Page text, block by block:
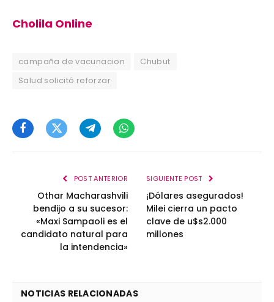
Cholila Online
campaña de vacunacion
Chubut
Salud solicitó reforzar
FacebookTwitterTelegramWhatsApp
POST ANTERIOR
Othar Macharashvili
bendijo a su sucesor:
«Maxi Sampaoli es el
candidato natural para
la intendencia»
SIGUIENTE POST
¡Dólares asegurados!
Milei cierra un pacto
clave de u$s2.000
millones
NOTICIAS RELACIONADAS